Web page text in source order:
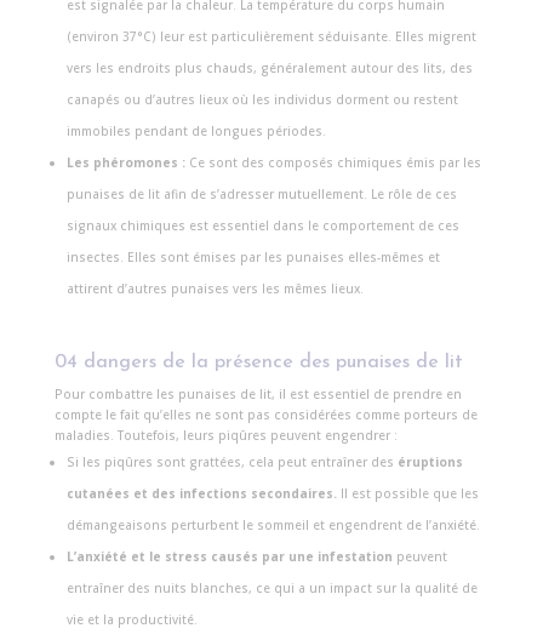
est signalée par la chaleur. La température du corps humain
(environ 37°C) leur est particulièrement séduisante. Elles migrent
vers les endroits plus chauds, généralement autour des lits, des
canapés ou d’autres lieux où les individus dorment ou restent
immobiles pendant de longues périodes.
Les phéromones : Ce sont des composés chimiques émis par les
punaises de lit afin de s’adresser mutuellement. Le rôle de ces
signaux chimiques est essentiel dans le comportement de ces
insectes. Elles sont émises par les punaises elles-mêmes et
attirent d’autres punaises vers les mêmes lieux.
04 dangers de la présence des punaises de lit
Pour combattre les punaises de lit, il est essentiel de prendre en
compte le fait qu’elles ne sont pas considérées comme porteurs de
maladies. Toutefois, leurs piqûres peuvent engendrer :
Si les piqûres sont grattées, cela peut entraîner des éruptions
cutanées et des infections secondaires.Il est possible que les
démangeaisons perturbent le sommeil et engendrent de l’anxiété.
L’anxiété et le stress causés par une infestation peuvent
entraîner des nuits blanches, ce qui a un impact sur la qualité de
vie et la productivité.